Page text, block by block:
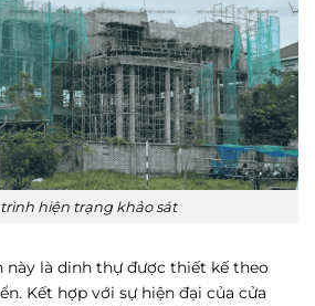
hiện trạng khảo sát
này là dinh thự được thiết kế theo
Kết hợp với sự hiện đại của cửa